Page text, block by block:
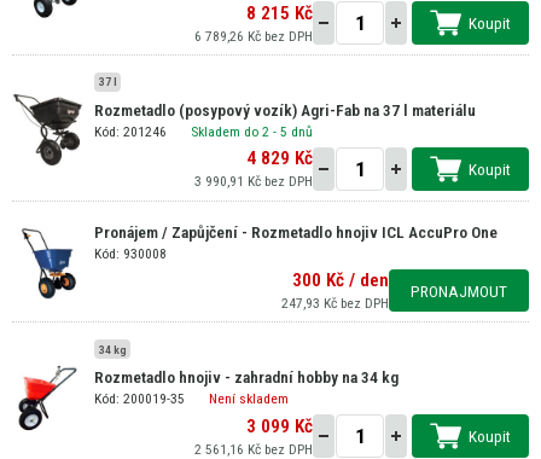
8 215 Kč
6 789,26 Kč bez DPH
Koupit
37 l
Rozmetadlo (posypový vozík) Agri-Fab na 37 l materiálu
Kód: 201246 Skladem do 2 - 5 dnů
4 829 Kč
3 990,91 Kč bez DPH
Koupit
Pronájem / Zapůjčení - Rozmetadlo hnojiv ICL AccuPro One
Kód: 930008
300 Kč / den
247,93 Kč bez DPH
PRONAJMOUT
34 kg
Rozmetadlo hnojiv - zahradní hobby na 34 kg
Kód: 200019-35 Není skladem
3 099 Kč
2 561,16 Kč bez DPH
Koupit